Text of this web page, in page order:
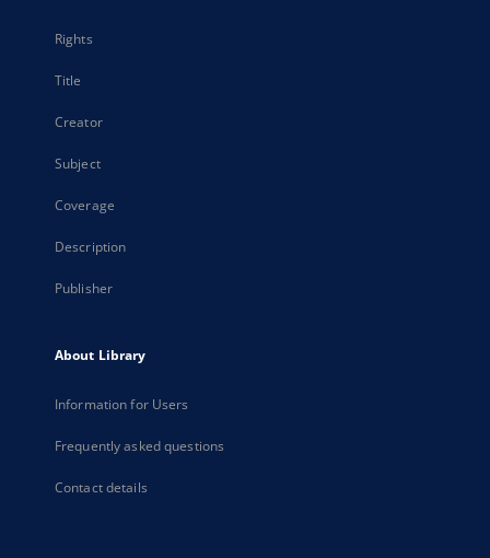
Rights
Title
Creator
Subject
Coverage
Description
Publisher
About Library
Information for Users
Frequently asked questions
Contact details